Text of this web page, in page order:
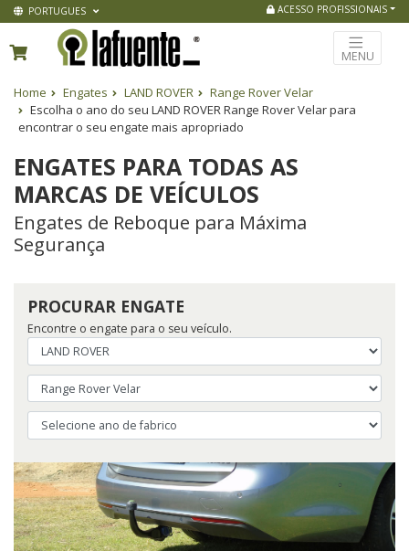
PORTUGUES ACESSO PROFISSIONAIS
MENU
Home Engates LAND ROVER
Range Rover Velar
Escolha o ano do seu LAND ROVER Range Rover Velar para
encontrar o seu engate mais apropriado
ENGATES PARA TODAS AS
MARCAS DE VEÍCULOS
Engates de Reboque para Máxima
Segurança
PROCURAR ENGATE
Encontre o engate para o seu veículo.